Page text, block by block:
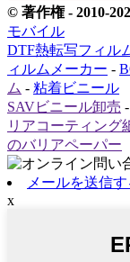
© 著作権 - 2010-
モバイル
DTF熱転写フィル
ィルムメーカー -
ム - 粘着ビニール
SAVビニール卸売 -
リアコーティング
のバリアペーパー
メールを送信す
x